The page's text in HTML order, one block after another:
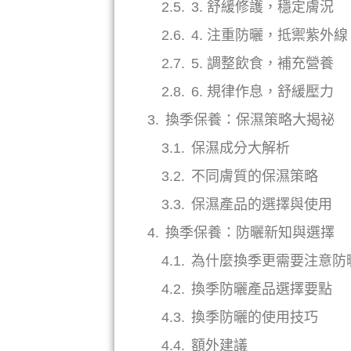
3. 舒緩修護，穩定膚況
4. 注重防曬，抵禦紫外線
5. 調整飲食，補充營養
6. 規律作息，舒緩壓力
換季保養：保濕策略大揭祕
保濕成分大解析
不同膚質的保濕策略
保濕產品的選擇與使用
換季保養：防曬新知與選擇
為什麼換季更需要注意防
換季防曬產品選擇要點
換季防曬的使用技巧
額外建議